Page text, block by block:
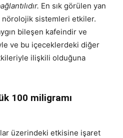
En sık görülen yan
sistemleri etkiler.
bileşen kafeindir ve
ve bu içeceklerdeki diğer
ilişkili olduğuna
100 miligramı
üzerindeki etkisine işaret